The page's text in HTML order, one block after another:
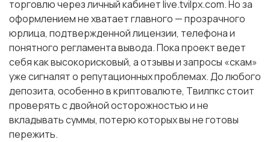
торговлю через личный кабинет live.tvilpx.com. Но за
оформлением не хватает главного — прозрачного
юрлица, подтвержденной лицензии, телефона и
понятного регламента вывода. Пока проект ведет
себя как высокорисковый, а отзывы и запросы «скам»
уже сигналят о репутационных проблемах. До любого
депозита, особенно в криптовалюте, Твилпкс стоит
проверять с двойной осторожностью и не
вкладывать суммы, потерю которых вы не готовы
пережить.